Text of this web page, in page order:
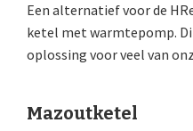
Een alternatief voor de
ketel met warmtepomp.
oplossing voor veel van
Mazoutketel